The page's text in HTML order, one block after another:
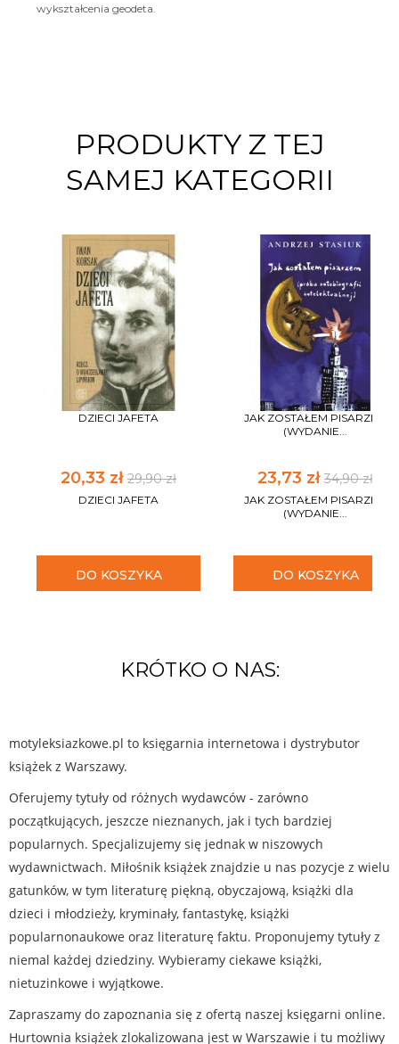
wykształcenia geodeta.
PRODUKTY Z TEJ
SAMEJ KATEGORII
DZIECI JAFETA
20,33 zł 29,90 zł
DZIECI JAFETA
DO KOSZYKA
JAK ZOSTAŁEM PISARZEM
(WYDANIE...
23,73 zł 34,90 zł
JAK ZOSTAŁEM PISARZEM
(WYDANIE...
DO KOSZYKA
KRÓTKO O NAS:
motyleksiazkowe.pl to księgarnia internetowa i dystrybutor
książek z Warszawy.
Oferujemy tytuły od różnych wydawców - zarówno
początkujących, jeszcze nieznanych, jak i tych bardziej
popularnych. Specjalizujemy się jednak w niszowych
wydawnictwach. Miłośnik książek znajdzie u nas pozycje z wielu
gatunków, w tym literaturę piękną, obyczajową, książki dla
dzieci i młodzieży, kryminały, fantastykę, książki
popularnonaukowe oraz literaturę faktu. Proponujemy tytuły z
niemal każdej dziedziny. Wybieramy ciekawe książki,
nietuzinkowe i wyjątkowe.
Zapraszamy do zapoznania się z ofertą naszej księgarni online.
Hurtownia książek zlokalizowana jest w Warszawie i tu możliwy